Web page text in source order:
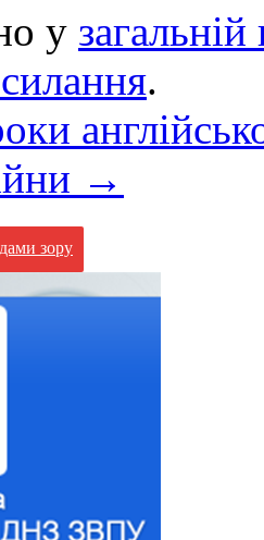
у загальній
.
→
зору